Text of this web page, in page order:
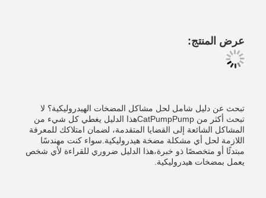
عرض المنتج:
تبحث عن دليل شامل لحل مشاكل المضخات الهيدروليكية؟ لا
تبحث أكثر من CatPumpPumpهذا الدليل يغطي كل شيء من
المشاكل الشائعة إلى القضايا المتقدمة، لضمان امتلاكك للمعرفة
اللازمة لحل أي مشكلة مضخة هيدروليكية.سواء كنت مهندسًا
مبتدئًا أو متخصصًا ذو خبرة،هذا الدليل ضروري للقراءة لأي شخص
يعمل بمضخات هيدروليكية.